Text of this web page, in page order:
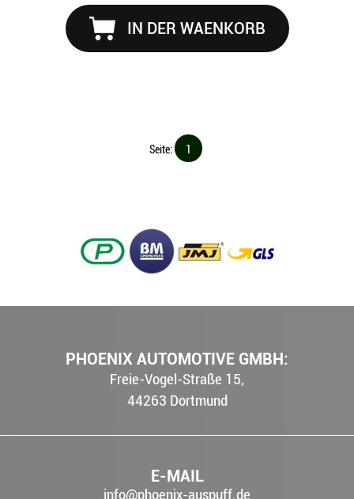
IN DER WAENKORB
Seite: 1
PHOENIX AUTOMOTIVE GMBH:
Freie-Vogel-Straße 15,
44263 Dortmund
E-MAIL
info@phoenix-auspuff.de